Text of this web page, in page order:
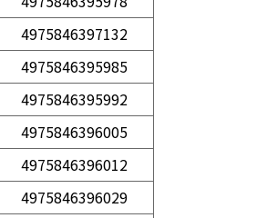
4975846397132
4975846395985
4975846395992
4975846396005
4975846396012
4975846396029